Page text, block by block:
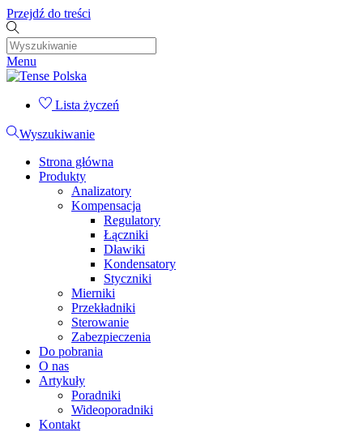
Przejdź do treści
Menu
Lista życzeń
Wyszukiwanie
Strona główna
Produkty
Analizatory
Kompensacja
Regulatory
Łączniki
Dławiki
Kondensatory
Styczniki
Mierniki
Przekładniki
Sterowanie
Zabezpieczenia
Do pobrania
O nas
Artykuły
Poradniki
Wideoporadniki
Kontakt